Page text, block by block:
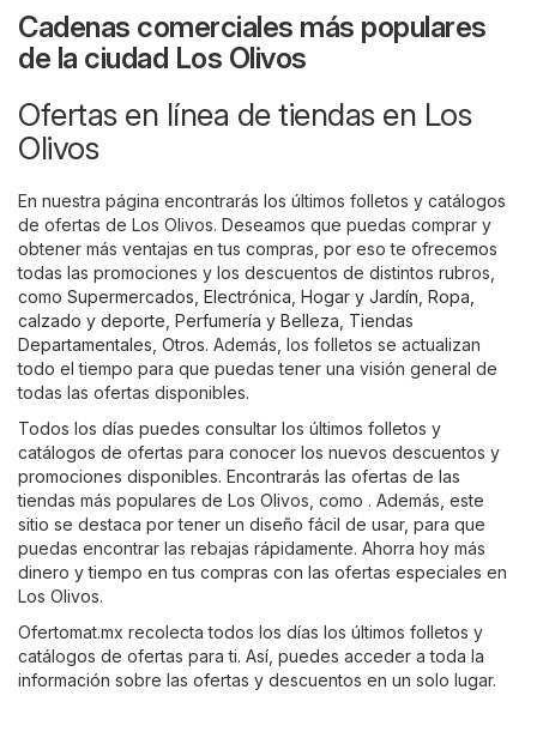
Cadenas comerciales más populares
de la ciudad Los Olivos
Ofertas en línea de tiendas en Los
Olivos
En nuestra página encontrarás los últimos folletos y catálogos
de ofertas de Los Olivos. Deseamos que puedas comprar y
obtener más ventajas en tus compras, por eso te ofrecemos
todas las promociones y los descuentos de distintos rubros,
como Supermercados Electrónica Hogar y Jardín Ropa,
calzado y deporte Perfumería y Belleza Tiendas
Departamentales Otros. Además, los folletos se actualizan
todo el tiempo para que puedas tener una visión general de
todas las ofertas disponibles.
Todos los días puedes consultar los últimos folletos y
catálogos de ofertas para conocer los nuevos descuentos y
promociones disponibles. Encontrarás las ofertas de las
tiendas más populares de Los Olivos, como . Además, este
sitio se destaca por tener un diseño fácil de usar, para que
puedas encontrar las rebajas rápidamente. Ahorra hoy más
dinero y tiempo en tus compras con las ofertas especiales en
Los Olivos.
Ofertomat.mx recolecta todos los días los últimos folletos y
catálogos de ofertas para ti. Así, puedes acceder a toda la
información sobre las ofertas y descuentos en un solo lugar.